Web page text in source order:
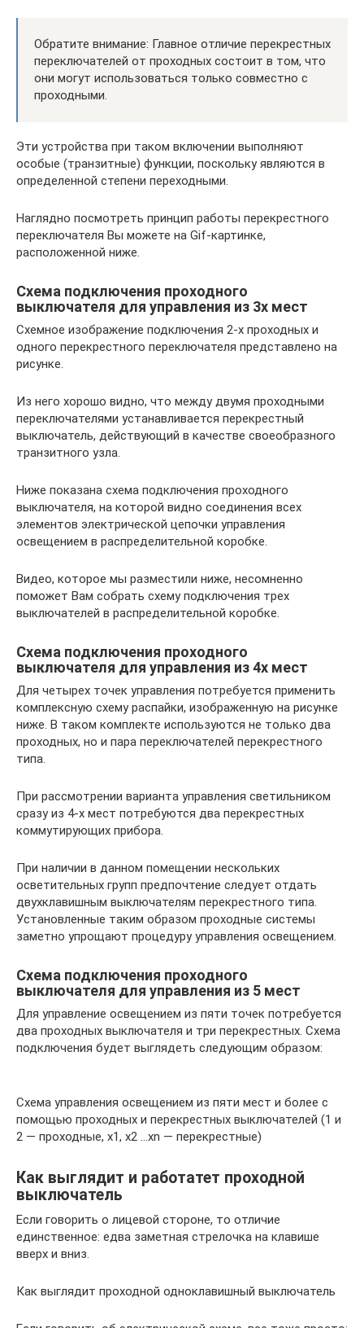
Обратите внимание: Главное отличие перекрестных
переключателей от проходных состоит в том, что
они могут использоваться только совместно с
проходными.
Эти устройства при таком включении выполняют
особые (транзитные) функции, поскольку являются в
определенной степени переходными.
Наглядно посмотреть принцип работы перекрестного
переключателя Вы можете на Gif-картинке,
расположенной ниже.
Схема подключения проходного
выключателя для управления из 3х мест
Схемное изображение подключения 2-х проходных и
одного перекрестного переключателя представлено на
рисунке.
Из него хорошо видно, что между двумя проходными
переключателями устанавливается перекрестный
выключатель, действующий в качестве своеобразного
транзитного узла.
Ниже показана схема подключения проходного
выключателя, на которой видно соединения всех
элементов электрической цепочки управления
освещением в распределительной коробке.
Видео, которое мы разместили ниже, несомненно
поможет Вам собрать схему подключения трех
выключателей в распределительной коробке.
Схема подключения проходного
выключателя для управления из 4х мест
Для четырех точек управления потребуется применить
комплексную схему распайки, изображенную на рисунке
ниже. В таком комплекте используются не только два
проходных, но и пара переключателей перекрестного
типа.
При рассмотрении варианта управления светильником
сразу из 4-х мест потребуются два перекрестных
коммутирующих прибора.
При наличии в данном помещении нескольких
осветительных групп предпочтение следует отдать
двухклавишным выключателям перекрестного типа.
Установленные таким образом проходные системы
заметно упрощают процедуру управления освещением.
Схема подключения проходного
выключателя для управления из 5 мест
Для управление освещением из пяти точек потребуется
два проходных выключателя и три перекрестных. Схема
подключения будет выглядеть следующим образом:
Схема управления освещением из пяти мест и более с
помощью проходных и перекрестных выключателей (1 и
2 — проходные, х1, х2 …хn — перекрестные)
Как выглядит и работатет проходной
выключатель
Если говорить о лицевой стороне, то отличие
единственное: едва заметная стрелочка на клавише
вверх и вниз.
Как выглядит проходной одноклавишный выключатель